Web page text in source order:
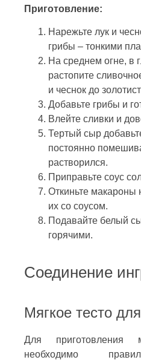
Приготовление:
Нарежьте лук и
грибы – тонкими
На среднем огне, в
растопите
и чеснок до
Добавьте грибы и
Влейте сливки и
Тертый сыр
постоянно
растворился.
Приправьте соус
Откиньте макароны
их со соусом.
Подавайте белый
горячими.
Соединение
Мягкое тесто
Для приготовления
необходимо